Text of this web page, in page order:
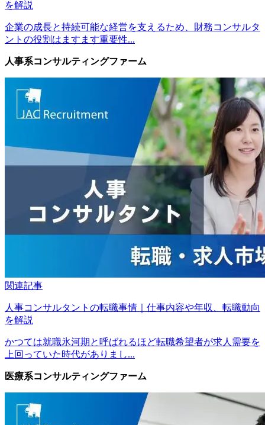
を解説
企業の成長と持続可能な経営を支えるため、財務コンサルタ
ントの役割はますます重要性...
人事系コンサルティングファーム
関連記事
人事コンサルタントの転職事情｜仕事内容や年収、転職動向
を解説
かつては就職氷河期と呼ばれるほど転職希望者が求人需要を
上回っていた時代がありまし...
医療系コンサルティングファーム